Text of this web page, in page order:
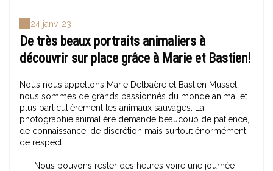
24 janv. 23
De très beaux portraits animaliers à
découvrir sur place grâce à Marie et Bastien!
Nous nous appellons Marie Delbaëre et Bastien Musset,
nous sommes de grands passionnés du monde animal et
plus particulièrement les animaux sauvages. La
photographie animalière demande beaucoup de patience,
de connaissance, de discrétion mais surtout énormément
de respect.
Nous pouvons rester des heures voire une journée